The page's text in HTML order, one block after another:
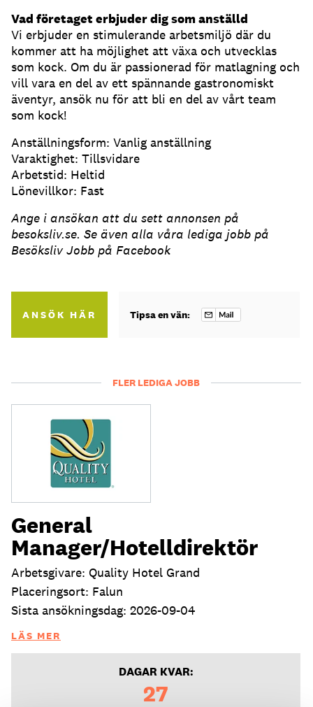
Vad företaget erbjuder dig som anställd
Vi erbjuder en stimulerande arbetsmiljö där du
kommer att ha möjlighet att växa och utvecklas
som kock. Om du är passionerad för matlagning och
vill vara en del av ett spännande gastronomiskt
äventyr, ansök nu för att bli en del av vårt team
som kock!
Anställningsform: Vanlig anställning
Varaktighet: Tillsvidare
Arbetstid: Heltid
Lönevillkor: Fast
Ange i ansökan att du sett annonsen på
besoksliv.se. Se även alla våra lediga jobb på
Besöksliv Jobb på Facebook
ANSÖK HÄR Tipsa en vän:
FLER LEDIGA JOBB
General
Manager/Hotelldirektör
Arbetsgivare: Quality Hotel Grand
Placeringsort: Falun
Sista ansökningsdag: 2026-09-04
LÄS MER
DAGAR KVAR:
27